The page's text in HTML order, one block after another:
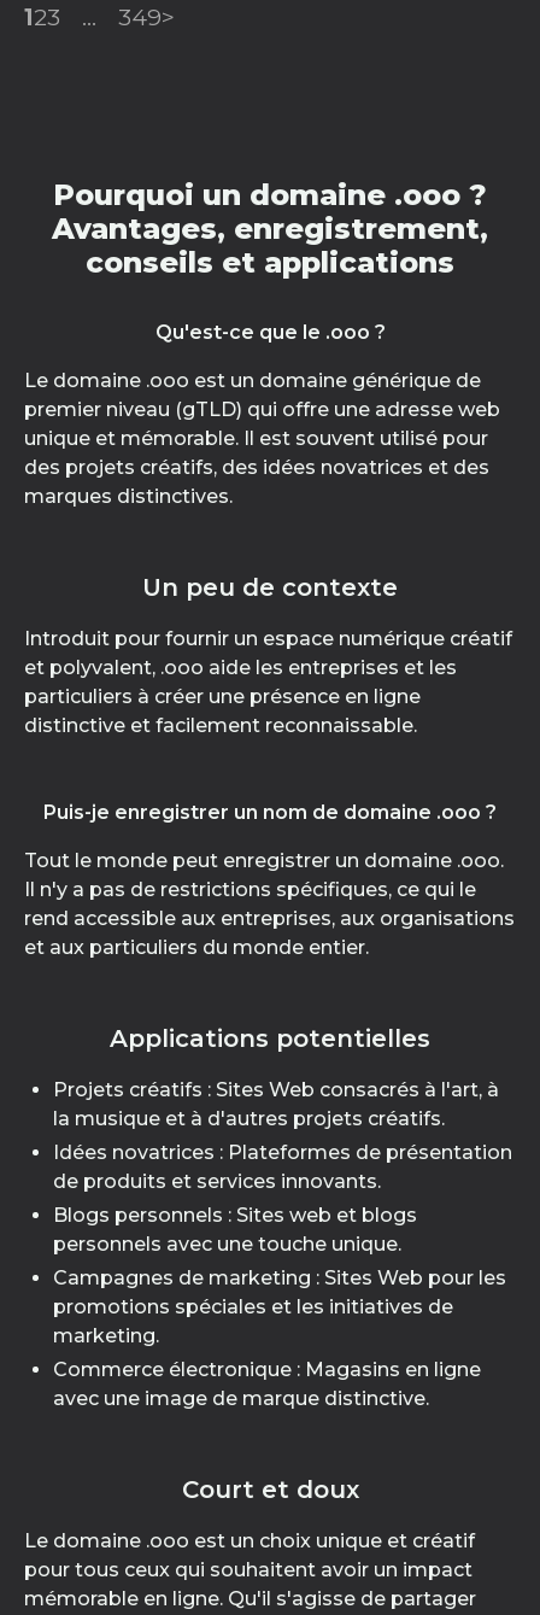
123 ... 349>
Pourquoi un domaine .ooo ?
Avantages, enregistrement,
conseils et applications
Qu'est-ce que le .ooo ?
Le domaine .ooo est un domaine générique de
premier niveau (gTLD) qui offre une adresse web
unique et mémorable. Il est souvent utilisé pour
des projets créatifs, des idées novatrices et des
marques distinctives.
Un peu de contexte
Introduit pour fournir un espace numérique créatif
et polyvalent, .ooo aide les entreprises et les
particuliers à créer une présence en ligne
distinctive et facilement reconnaissable.
Puis-je enregistrer un nom de domaine .ooo ?
Tout le monde peut enregistrer un domaine .ooo.
Il n'y a pas de restrictions spécifiques, ce qui le
rend accessible aux entreprises, aux organisations
et aux particuliers du monde entier.
Applications potentielles
Projets créatifs : Sites Web consacrés à l'art, à
la musique et à d'autres projets créatifs.
Idées novatrices : Plateformes de présentation
de produits et services innovants.
Blogs personnels : Sites web et blogs
personnels avec une touche unique.
Campagnes de marketing : Sites Web pour les
promotions spéciales et les initiatives de
marketing.
Commerce électronique : Magasins en ligne
avec une image de marque distinctive.
Court et doux
Le domaine .ooo est un choix unique et créatif
pour tous ceux qui souhaitent avoir un impact
mémorable en ligne. Qu'il s'agisse de partager